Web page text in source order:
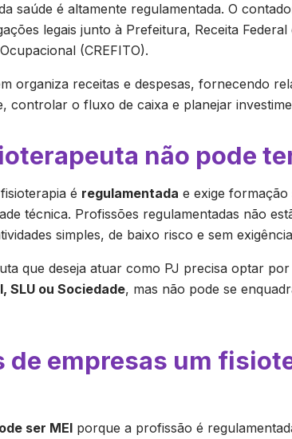
saúde é altamente regulamentada. O
legais junto à Prefeitura, Receita
(CREFITO).
organiza receitas e despesas, fornecendo
controlar o fluxo de caixa e planejar
não pode
é regulamentada e exige
técnica. Profissões regulamentadas não
simples, de baixo risco e sem
que deseja atuar como PJ precisa optar
SLU ou Sociedade, mas não pode se
de empresas um
ser MEI porque a profissão é